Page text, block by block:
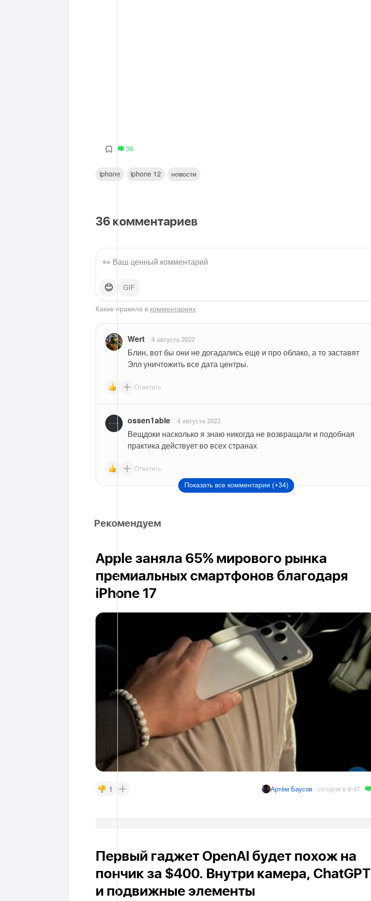
36
iphone iphone 12 новости
36 комментариев
😊
Какие правила в комментариях
Wert 4 августа 2022
Блин, вот бы они не догадались еще и про облако, а то заставят
Элл уничтожить все дата центры.
Ответить
ossen1able 4 августа 2022
Вещдоки насколько я знаю никогда не возвращали и подобная
практика действует во всех странах
Ответить
Показать все комментарии (+34)
Рекомендуем
Apple заняла 65% мирового рынка
премиальных смартфонов благодаря
iPhone 17
1 Артём Баусов сегодня в 8:47
Первый гаджет OpenAI будет похож на
пончик за $400. Внутри камера, ChatGPT
и подвижные элементы